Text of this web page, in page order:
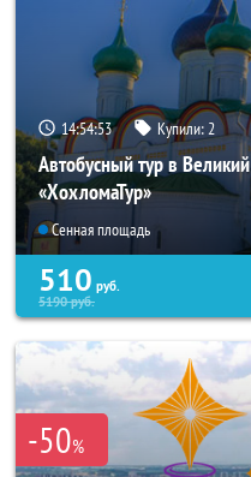
14:54:53 Купили: 2
Автобусный тур в
«ХохломаТур»
Сенная площадь
510 руб.
5190руб.
-50%